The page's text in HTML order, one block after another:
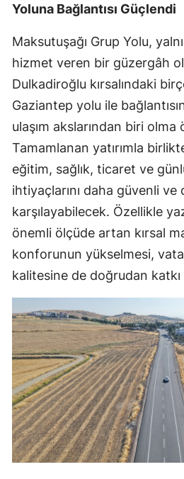
Yoluna Bağlantısı Güçlendi
Maksutuşağı Grup Yolu,
hizmet veren bir güzergâh
Dulkadiroğlu kırsalındaki
Gaziantep yolu ile
ulaşım akslarından biri olma
Tamamlanan yatırımla
eğitim, sağlık, ticaret ve
ihtiyaçlarını daha güvenli ve
karşılayabilecek. Özellikle
önemli ölçüde artan kırsal
konforunun yükselmesi,
kalitesine de doğrudan